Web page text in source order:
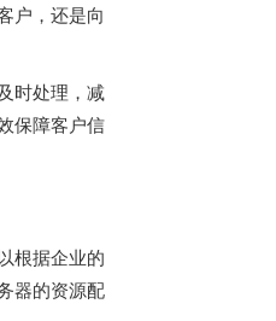
户，还是向
时处理，减
保障客户信
根据企业的
器的资源配